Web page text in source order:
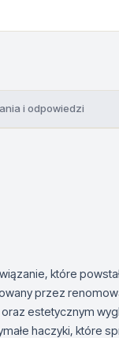
i odpowiedzi
które
przez
estetycznym
haczyki, które